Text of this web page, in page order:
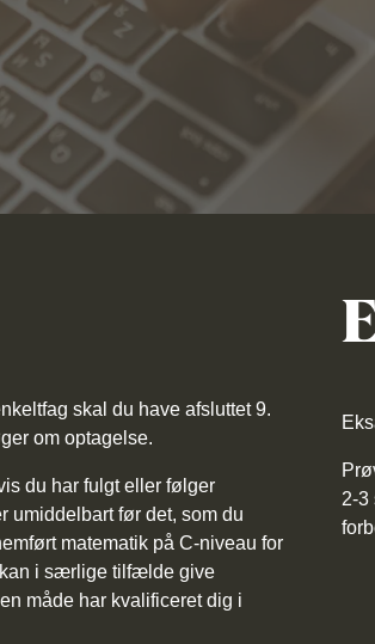
skal du have afsluttet 9.
om optagelse.
du har fulgt eller følger
umiddelbart før det, som du
matematik på C-niveau for
kan i særlige tilfælde give
måde har kvalificeret dig i
2-3